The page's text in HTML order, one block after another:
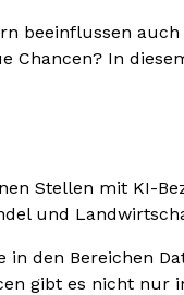
beeinflussen
Chancen? In
Stellen mit KI-
und
den Bereichen
gibt es nicht nur